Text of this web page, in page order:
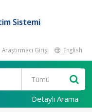
Sistemi
Araştırmacı Girişi English
Detaylı Arama